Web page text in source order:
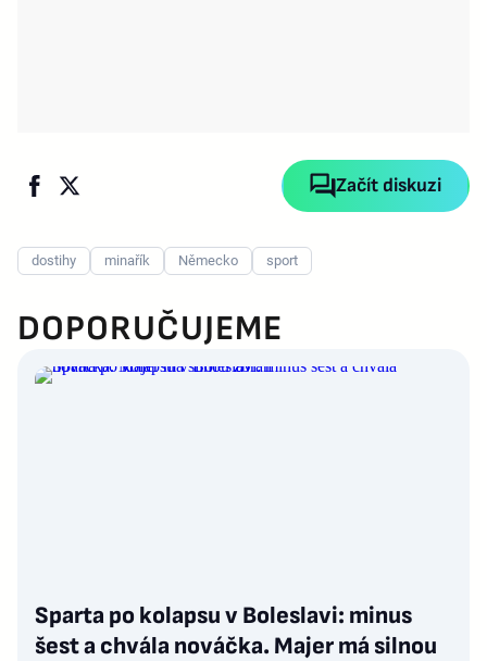
Začít diskuzi
dostihy minařík Německo sport
DOPORUČUJEME
Sparta po kolapsu v Boleslavi: minus
šest a chvála nováčka. Majer má silnou